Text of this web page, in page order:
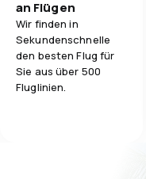
an Flügen
Wir finden in
Sekundenschnelle
den besten Flug für
Sie aus über 500
Fluglinien.